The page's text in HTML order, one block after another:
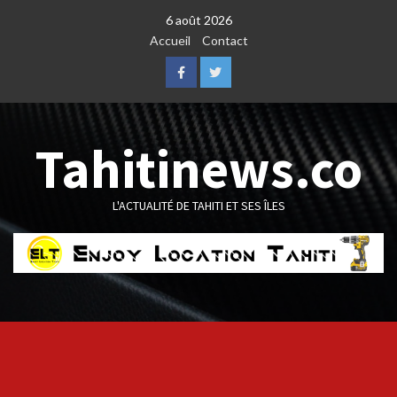
6 août 2026
Accueil
Contact
FacebookTwitter
Tahitinews.co
L'ACTUALITÉ DE TAHITI ET SES ÎLES